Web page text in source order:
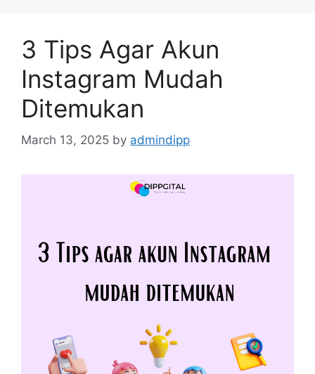
3 Tips Agar Akun
Instagram Mudah
Ditemukan
March 13, 2025 by admindipp